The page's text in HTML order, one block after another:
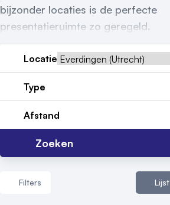
Meld locatie aan
Nieuws
Reviews (5⭐️)
Contact
bijzonder locaties is de perfecte
presentatieruimte zo geregeld.
Locatie
Type
Afstand
Zoeken
Filters Lijst